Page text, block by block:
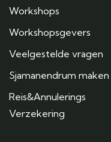
Workshops
Workshopsgevers
Veelgestelde vragen
Sjamanendrum maken
Reis&Annulerings
Verzekering